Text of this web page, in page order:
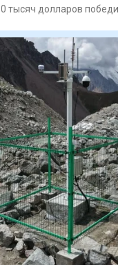
тысяч долларов